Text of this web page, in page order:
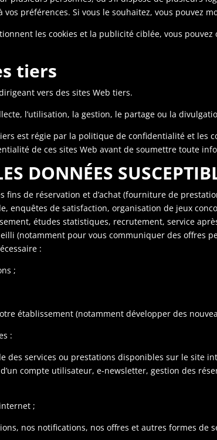
préférences. Si vous le souhaitez, vous pouvez
les cookies et la publicité ciblée, vous
tiers
vers des sites Web tiers.
l’utilisation, la gestion, le partage ou la
est régie par la politique de confidentialité et les
de ces sites Web avant de soumettre toute
DONNÉES
fins de réservation et d’achat (fourniture de
enquêtes de satisfaction, organisation de jeux
études statistiques, recrutement, service
(notamment pour vous communiquer des offres
:
;
établissement (notamment développer des
:
des services ou prestations disponibles sur le site
compte utilisateur, e-newsletter, gestion des
;
nos notifications, nos offres et autres formes de